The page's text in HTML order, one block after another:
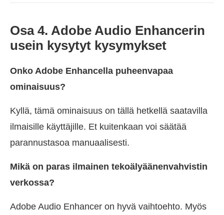
Osa 4. Adobe Audio Enhancerin
usein kysytyt kysymykset
Onko Adobe Enhancella puheenvapaa
ominaisuus?
Kyllä, tämä ominaisuus on tällä hetkellä saatavilla
ilmaisille käyttäjille. Et kuitenkaan voi säätää
parannustasoa manuaalisesti.
Mikä on paras ilmainen tekoälyäänenvahvistin
verkossa?
Adobe Audio Enhancer on hyvä vaihtoehto. Myös